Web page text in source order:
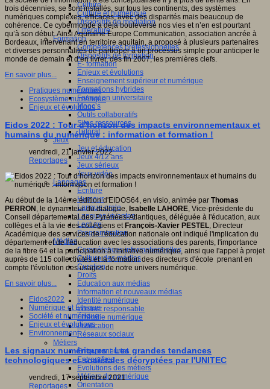
Culture
Culture et numérique
Dispositifs de médiation
Littérature
Formation
Compétences professionnelles
Dispositifs de formation
E- formation
Enjeux et évolutions
Enseignement supérieur et numérique
Formations hybrides
Formation universitaire
Mooc’s
Outils collaboratifs
Sites ressources
Tutorat
Jeux
Jeu et éducation
Jeux 4/12 ans
Jeux sérieux
Jeux vidéo
Langages
Ecriture
Humour
Langue orale
Langues vivantes
Lecture
Programmation
Médias
Compétences informationnelles
Culture des médias
Curation
Droits
Education aux médias
Information et nouveaux médias
Identité numérique
Internet responsable
Littératie numérique
Publication
Réseaux sociaux
Métiers
Entrepreneuriat
Entreprises
Evolutions des métiers
Métiers du numérique
Orientation
trois décennies, se sont installés, sur tous les continents, des systèmes
numériques complexes, efficaces, avec des disparités mais beaucoup de
cohérence. Ce cybermonde a déjà bouleversé nos vies et n’en est pourtant
qu’à son début. Ainsi Aquitaine Europe Communication, association ancrée à
Bordeaux, intervenant en territoire aquitain, a proposé à plusieurs partenaires
et diverses personnalités de participer à un processus simple pour anticiper le
monde de demain et d’en livrer, dès fin 2007, les premières clefs.
En savoir plus...
Pratiques numériques
Ecosystème numérique
Enjeux et évolutions
Eidos 2022 : Tour d’horizon des impacts environnementaux et
humains du numérique : information et formation !
vendredi, 21 janvier 2022
Reportages
Au début de la 14ème édition d'EIDOS64, en visio, animée par Thomas
PERRON , le dynamiteur du dialogue, Isabelle LAHORE, Vice-présidente du
Conseil départemental des Pyrénées-Atlantiques, déléguée à l'éducation, aux
collèges et à la vie des collégiens et François-Xavier PESTEL, Directeur
Académique des services de l'éducation nationale ont indiqué l'implication du
département et de l'éducation avec les associations des parents, l'importance
de la fibre 64 et la participation à l'initiative numérique, ainsi que l'appel à projet
auprès de 115 collectivités et la formation des directeurs d'école prenant en
compte l'évolution des usages de notre univers numérique.
En savoir plus...
Eidos2022
Numérique et Ethique
Société et numérique
Enjeux et évolutions
Environnement
Les signaux numériques : Les grandes tendances
technologiques et sociétales décryptées par l'UNITEC
vendredi, 17 septembre 2021
Reportages